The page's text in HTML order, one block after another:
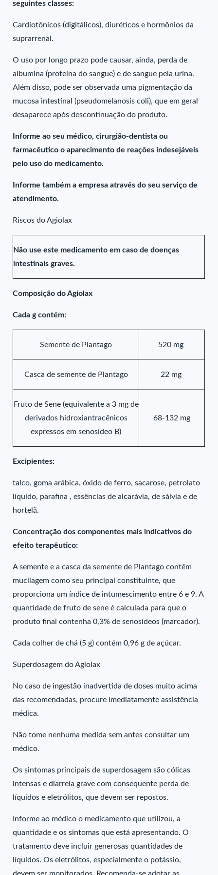
seguintes classes:
Cardiotônicos (digitálicos), diuréticos e hormônios da
suprarrenal.
O uso por longo prazo pode causar, ainda, perda de
albumina (proteína do sangue) e de sangue pela urina.
Além disso, pode ser observada uma pigmentação da
mucosa intestinal (pseudomelanosis coli), que em geral
desaparece após descontinuação do produto.
Informe ao seu médico, cirurgião-dentista ou
farmacêutico o aparecimento de reações indesejáveis
pelo uso do medicamento.
Informe também a empresa através do seu serviço de
atendimento.
Riscos do Agiolax
Não use este medicamento em caso de doenças
intestinais graves.
Composição do Agiolax
Cada g contém:
Semente de Plantago 520 mg
Casca de semente de Plantago 22 mg
Fruto de Sene (equivalente a 3 mg de
derivados hidroxiantracênicos
expressos em senosídeo B)
68-132 mg
Excipientes:
talco, goma arábica, óxido de ferro, sacarose, petrolato
líquido, parafina , essências de alcarávia, de sálvia e de
hortelã.
Concentração dos componentes mais indicativos do
efeito terapêutico:
A semente e a casca da semente de Plantago contêm
mucilagem como seu principal constituinte, que
proporciona um índice de intumescimento entre 6 e 9. A
quantidade de fruto de sene é calculada para que o
produto final contenha 0,3% de senosídeos (marcador).
Cada colher de chá (5 g) contém 0,96 g de açúcar.
Superdosagem do Agiolax
No caso de ingestão inadvertida de doses muito acima
das recomendadas, procure imediatamente assistência
médica.
Não tome nenhuma medida sem antes consultar um
médico.
Os sintomas principais de superdosagem são cólicas
intensas e diarreia grave com consequente perda de
líquidos e eletrólitos, que devem ser repostos.
Informe ao médico o medicamento que utilizou, a
quantidade e os sintomas que está apresentando. O
tratamento deve incluir generosas quantidades de
líquidos. Os eletrólitos, especialmente o potássio,